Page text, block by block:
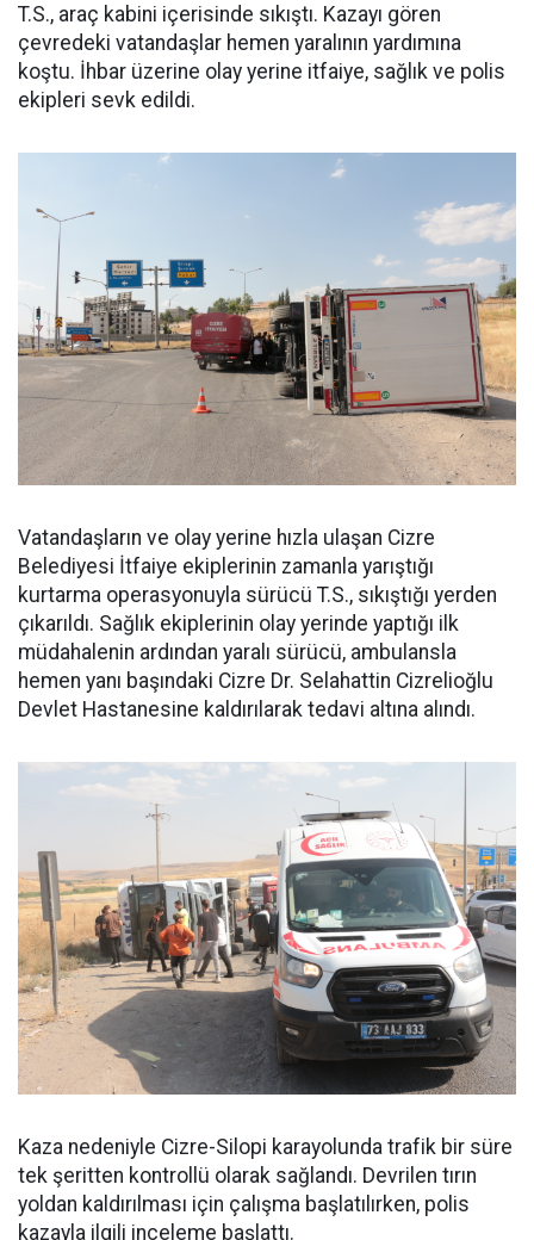
T.S., araç kabini içerisinde sıkıştı. Kazayı gören
çevredeki vatandaşlar hemen yaralının yardımına
koştu. İhbar üzerine olay yerine itfaiye, sağlık ve polis
ekipleri sevk edildi.
Vatandaşların ve olay yerine hızla ulaşan Cizre
Belediyesi İtfaiye ekiplerinin zamanla yarıştığı
kurtarma operasyonuyla sürücü T.S., sıkıştığı yerden
çıkarıldı. Sağlık ekiplerinin olay yerinde yaptığı ilk
müdahalenin ardından yaralı sürücü, ambulansla
hemen yanı başındaki Cizre Dr. Selahattin Cizrelioğlu
Devlet Hastanesine kaldırılarak tedavi altına alındı.
Kaza nedeniyle Cizre-Silopi karayolunda trafik bir süre
tek şeritten kontrollü olarak sağlandı. Devrilen tırın
yoldan kaldırılması için çalışma başlatılırken, polis
kazayla ilgili inceleme başlattı.